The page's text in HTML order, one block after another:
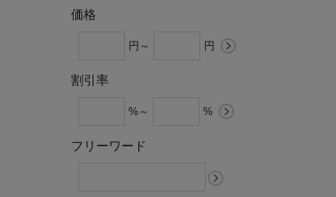
価格
円～ 円
割引率
%～ %
フリーワード